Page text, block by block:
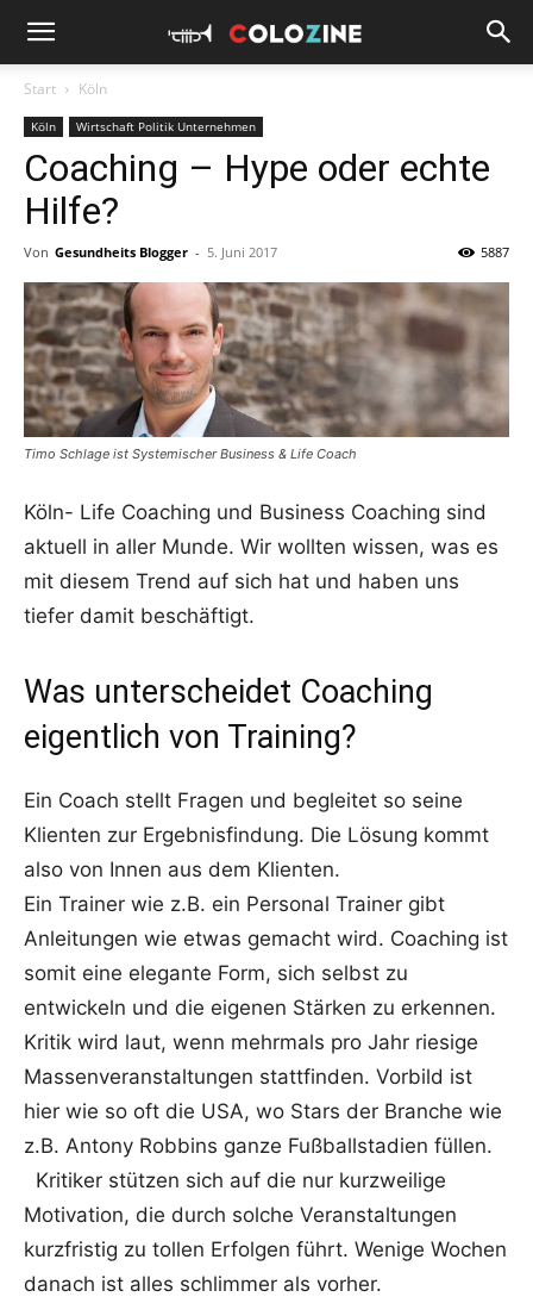
Start Köln
Köln Wirtschaft Politik Unternehmen
Coaching – Hype oder echte
Hilfe?
Von Gesundheits Blogger - 5. Juni 2017 5887
Timo Schlage ist Systemischer Business & Life Coach
Köln- Life Coaching und Business Coaching sind
aktuell in aller Munde. Wir wollten wissen, was es
mit diesem Trend auf sich hat und haben uns
tiefer damit beschäftigt.
Was unterscheidet Coaching
eigentlich von Training?
Ein Coach stellt Fragen und begleitet so seine
Klienten zur Ergebnisfindung. Die Lösung kommt
also von Innen aus dem Klienten.
Ein Trainer wie z.B. ein Personal Trainer gibt
Anleitungen wie etwas gemacht wird. Coaching ist
somit eine elegante Form, sich selbst zu
entwickeln und die eigenen Stärken zu erkennen.
Kritik wird laut, wenn mehrmals pro Jahr riesige
Massenveranstaltungen stattfinden. Vorbild ist
hier wie so oft die USA, wo Stars der Branche wie
z.B. Antony Robbins ganze Fußballstadien füllen.
Kritiker stützen sich auf die nur kurzweilige
Motivation, die durch solche Veranstaltungen
kurzfristig zu tollen Erfolgen führt. Wenige Wochen
danach ist alles schlimmer als vorher.